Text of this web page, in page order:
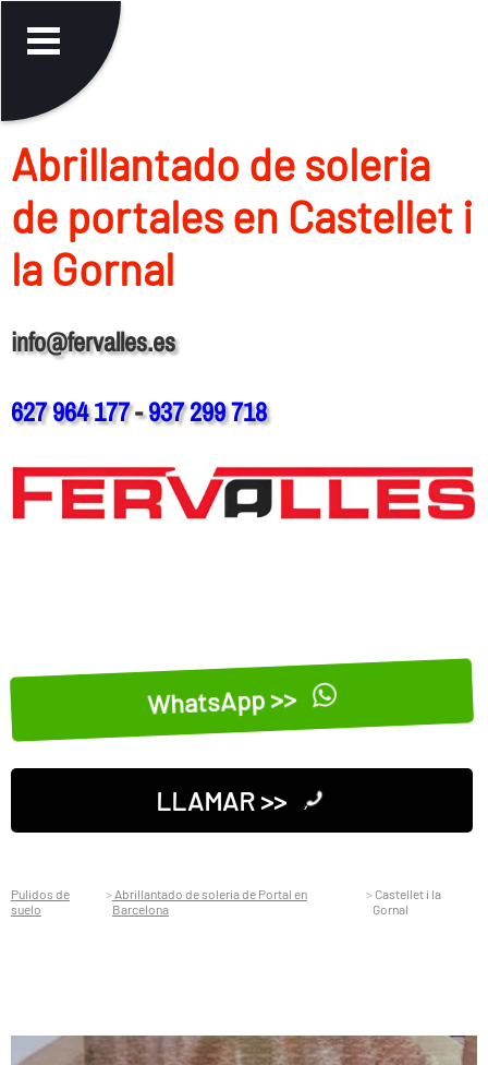
Abrillantado de soleria
de portales en Castellet i
la Gornal
info@fervalles.es
627 964 177-937 299 718
WhatsApp >>
LLAMAR >>
Pulidos de
suelo
Abrillantado de soleria de Portal en
Barcelona
Castellet i la
Gornal